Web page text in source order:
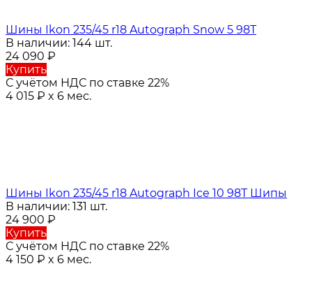
Шины Ikon 235/45 r18 Autograph Snow 5 98T
В наличии: 144 шт.
24 090 ₽
Купить
С учётом НДС по ставке 22%
4 015 ₽ x 6 мес.
Шины Ikon 235/45 r18 Autograph Ice 10 98T Шипы
В наличии: 131 шт.
24 900 ₽
Купить
С учётом НДС по ставке 22%
4 150 ₽ x 6 мес.